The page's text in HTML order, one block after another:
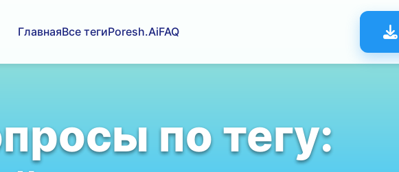
ГлавнаяВсе тегиPoresh.AiFAQ
по тегу: